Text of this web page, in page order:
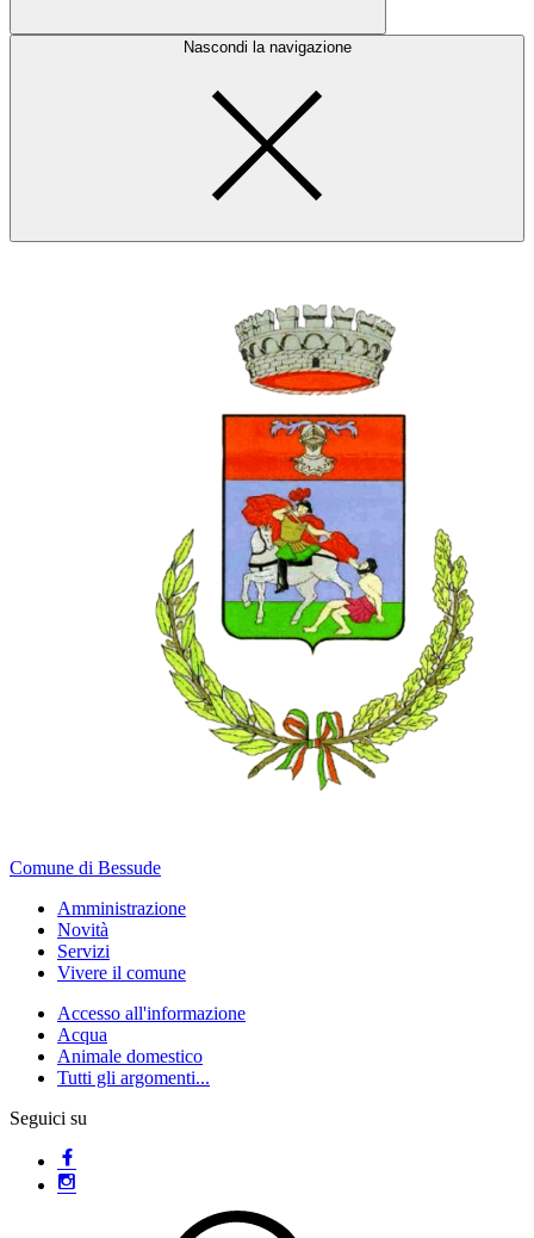
Nascondi la navigazione
Comune di Bessude
Amministrazione
Novità
Servizi
Vivere il comune
Accesso all'informazione
Acqua
Animale domestico
Tutti gli argomenti...
Seguici su